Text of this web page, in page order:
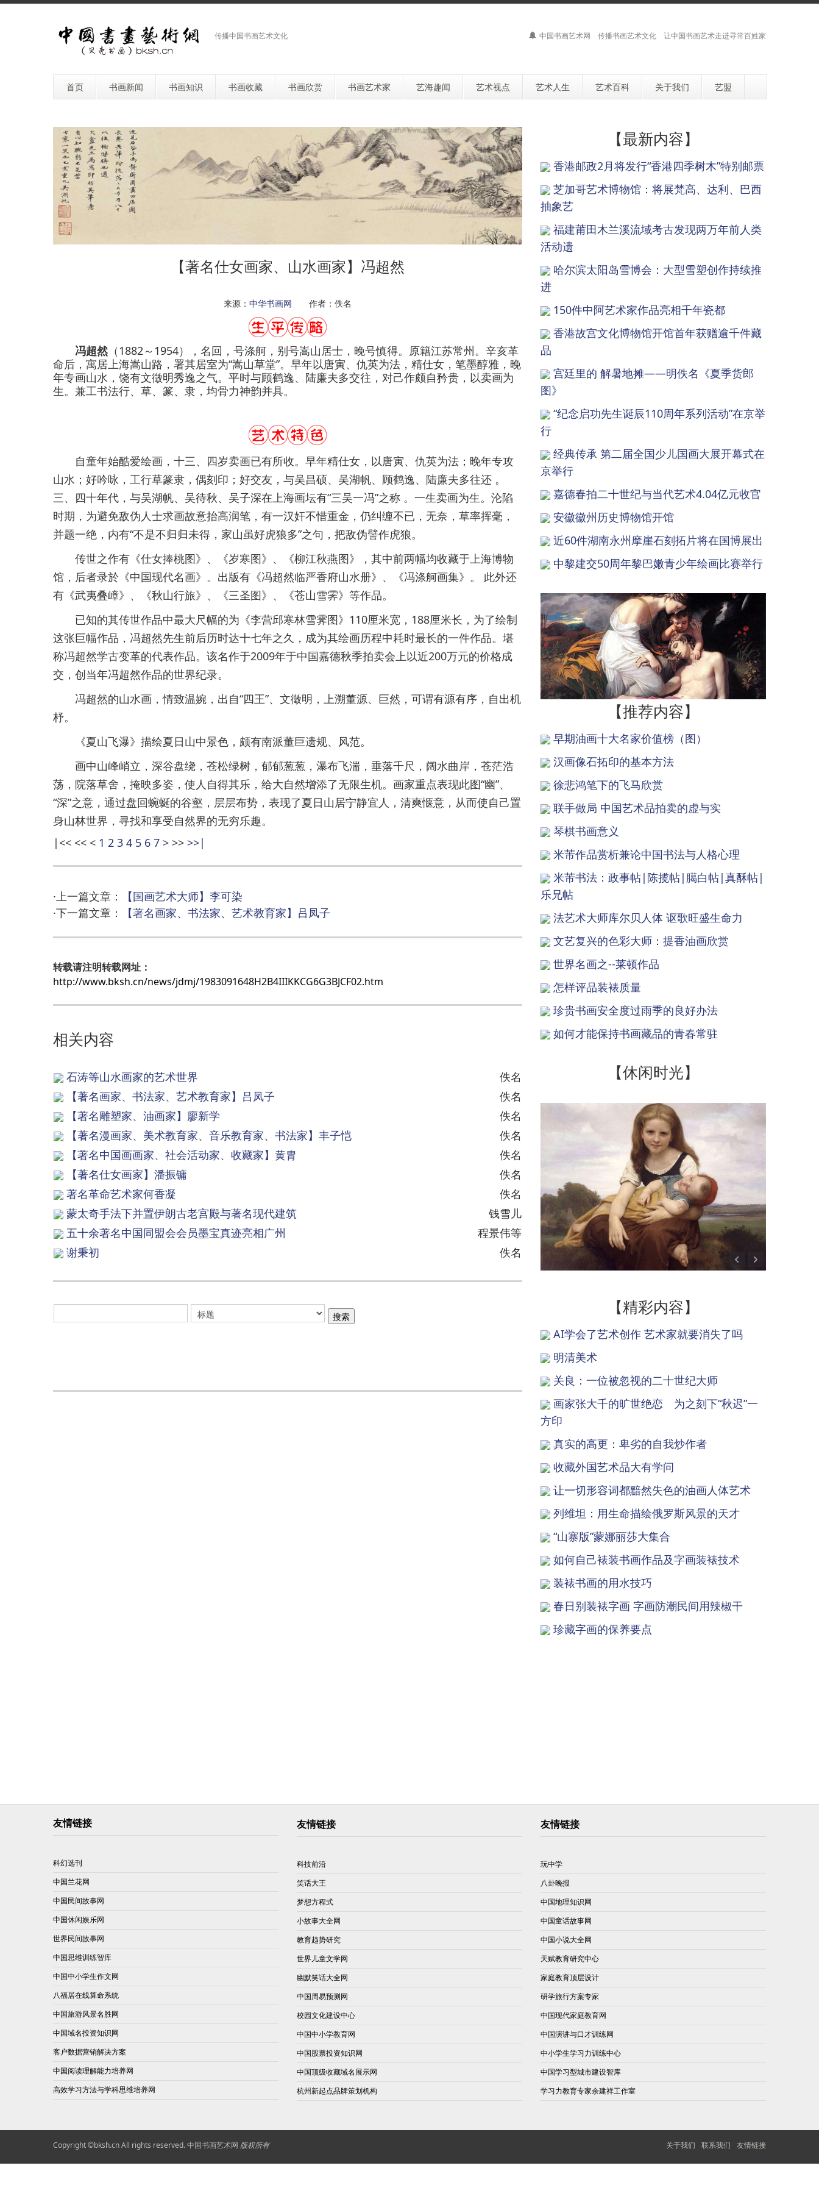
传播中国书画艺术文化 中国书画艺术网 传播书画艺术文化 让中国书画艺术走进寻常百姓家
首页 书画新闻 书画知识 书画收藏 书画欣赏 书画艺术家 艺海趣闻 艺术视点 艺术人生 艺术百科 关于我们 艺盟
【著名仕女画家、山水画家】冯超然
来源： 中华书画网 作者：佚名
冯超然（1882～1954），名回，号涤舸，别号嵩山居士，晚号慎得。原籍江苏常州。辛亥革
命后，寓居上海嵩山路，署其居室为“嵩山草堂”。早年以唐寅、仇英为法，精仕女，笔墨醇雅，晚
年专画山水，饶有文徵明秀逸之气。平时与顾鹤逸、陆廉夫多交往，对己作颇自矜贵，以卖画为
生。兼工书法行、草、篆、隶，均骨力神韵并具。
自童年始酷爱绘画，十三、四岁卖画已有所收。早年精仕女，以唐寅、仇英为法；晚年专攻
山水；好吟咏，工行草篆隶，偶刻印；好交友，与吴昌硕、吴湖帆、顾鹤逸、陆廉夫多往还 。
三、四十年代，与吴湖帆、吴待秋、吴子深在上海画坛有“三吴一冯”之称 。一生卖画为生。沦陷
时期，为避免敌伪人士求画故意抬高润笔，有一汉奸不惜重金，仍纠缠不已，无奈，草率挥毫，
并题一绝，内有“不是不归归未得，家山虽好虎狼多”之句，把敌伪譬作虎狼。
传世之作有《仕女捧桃图》、《岁寒图》、《柳江秋燕图》，其中前两幅均收藏于上海博物
馆，后者录於《中国现代名画》。出版有《冯超然临严香府山水册》、《冯涤舸画集》。 此外还
有《武夷叠嶂》、《秋山行旅》、《三圣图》、《苍山雪霁》等作品。
已知的其传世作品中最大尺幅的为《李营邱寒林雪霁图》110厘米宽，188厘米长，为了绘制
这张巨幅作品，冯超然先生前后历时达十七年之久，成为其绘画历程中耗时最长的一件作品。堪
称冯超然学古变革的代表作品。该名作于2009年于中国嘉德秋季拍卖会上以近200万元的价格成
交，创当年冯超然作品的世界纪录。
冯超然的山水画，情致温婉，出自“四王”、文徵明，上溯董源、巨然，可谓有源有序，自出机
杼。
《夏山飞瀑》描绘夏日山中景色，颇有南派董巨遗规、风范。
画中山峰峭立，深谷盘绕，苍松绿树，郁郁葱葱，瀑布飞湍，垂落千尺，阔水曲岸，苍茫浩
荡，院落草舍，掩映多姿，使人自得其乐，给大自然增添了无限生机。画家重点表现此图“幽”、
“深”之意，通过盘回蜿蜒的谷壑，层层布势，表现了夏日山居宁静宜人，清爽惬意，从而使自己置
身山林世界，寻找和享受自然界的无穷乐趣。
|<< << < 1 2 3 4 5 6 7 > >> >>|
·上一篇文章：
【国画艺术大师】李可染
·下一篇文章：
【著名画家、书法家、艺术教育家】吕凤子
转载请注明转载网址：
http://www.bksh.cn/news/jdmj/1983091648H2B4IIIKKCG6G3BJCF02.htm
相关内容
石涛等山水画家的艺术世界
佚名
【著名画家、书法家、艺术教育家】吕凤子
佚名
【著名雕塑家、油画家】廖新学
佚名
【著名漫画家、美术教育家、音乐教育家、书法家】丰子恺
佚名
【著名中国画画家、社会活动家、收藏家】黄胄
佚名
【著名仕女画家】潘振镛
佚名
著名革命艺术家何香凝
佚名
蒙太奇手法下并置伊朗古老宫殿与著名现代建筑
钱雪儿
五十余著名中国同盟会会员墨宝真迹亮相广州
程景伟等
谢秉初
佚名
【最新内容】
香港邮政2月将发行“香港四季树木”特别邮票
芝加哥艺术博物馆：将展梵高、达利、巴西
抽象艺
福建莆田木兰溪流域考古发现两万年前人类
活动遗
哈尔滨太阳岛雪博会：大型雪塑创作持续推
进
150件中阿艺术家作品亮相千年瓷都
香港故宫文化博物馆开馆首年获赠逾千件藏
品
宫廷里的 解暑地摊——明佚名《夏季货郎
图》
“纪念启功先生诞辰110周年系列活动”在京举
行
经典传承 第二届全国少儿国画大展开幕式在
京举行
嘉德春拍二十世纪与当代艺术4.04亿元收官
安徽徽州历史博物馆开馆
近60件湖南永州摩崖石刻拓片将在国博展出
中黎建交50周年黎巴嫩青少年绘画比赛举行
【推荐内容】
早期油画十大名家价值榜（图）
汉画像石拓印的基本方法
徐悲鸿笔下的飞马欣赏
联手做局 中国艺术品拍卖的虚与实
琴棋书画意义
米芾作品赏析兼论中国书法与人格心理
米芾书法：政事帖|陈揽帖|臈白帖|真酥帖|
乐兄帖
法艺术大师库尔贝人体 讴歌旺盛生命力
文艺复兴的色彩大师：提香油画欣赏
世界名画之--莱顿作品
怎样评品装裱质量
珍贵书画安全度过雨季的良好办法
如何才能保持书画藏品的青春常驻
【休闲时光】
【精彩内容】
AI学会了艺术创作 艺术家就要消失了吗
明清美术
关良：一位被忽视的二十世纪大师
画家张大千的旷世绝恋 为之刻下“秋迟”一
方印
真实的高更：卑劣的自我炒作者
收藏外国艺术品大有学问
让一切形容词都黯然失色的油画人体艺术
列维坦：用生命描绘俄罗斯风景的天才
“山寨版”蒙娜丽莎大集合
如何自己裱装书画作品及字画装裱技术
装裱书画的用水技巧
春日别装裱字画 字画防潮民间用辣椒干
珍藏字画的保养要点
友情链接
科幻选刊
中国兰花网
中国民间故事网
中国休闲娱乐网
世界民间故事网
中国思维训练智库
中国中小学生作文网
八福居在线算命系统
中国旅游风景名胜网
中国域名投资知识网
客户数据营销解决方案
中国阅读理解能力培养网
高效学习方法与学科思维培养网
友情链接
科技前沿
笑话大王
梦想方程式
小故事大全网
教育趋势研究
世界儿童文学网
幽默笑话大全网
中国周易预测网
校园文化建设中心
中国中小学教育网
中国股票投资知识网
中国顶级收藏域名展示网
杭州新起点品牌策划机构
友情链接
玩中学
八卦晚报
中国地理知识网
中国童话故事网
中国小说大全网
天赋教育研究中心
家庭教育顶层设计
研学旅行方案专家
中国现代家庭教育网
中国演讲与口才训练网
中小学生学习力训练中心
中国学习型城市建设智库
学习力教育专家余建祥工作室
Copyright ©bksh.cnAll rights reserved.中国书画艺术网 版权所有 关于我们 联系我们 友情链接